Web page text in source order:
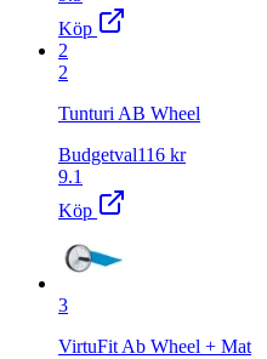
Köp
2
2
Tunturi AB Wheel
Budgetval116 kr
9.1
Köp
3
VirtuFit Ab Wheel + Mat